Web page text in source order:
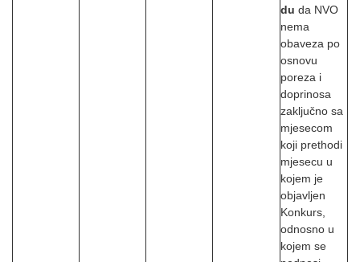
du da NVO
nema
obaveza po
osnovu
poreza i
doprinosa
zaključno sa
mjesecom
koji prethodi
mjesecu u
kojem je
objavljen
Konkurs,
odnosno u
kojem se